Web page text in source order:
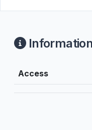
Access